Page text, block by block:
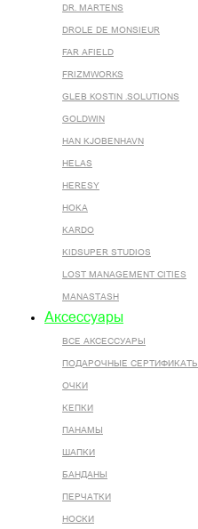
DR. MARTENS
DROLE DE MONSIEUR
FAR AFIELD
FRIZMWORKS
GLEB KOSTIN .SOLUTIONS
GOLDWIN
HAN KJOBENHAVN
HELAS
HERESY
HOKA
KARDO
KIDSUPER STUDIOS
LOST MANAGEMENT CITIES
MANASTASH
Аксессуары
ВСЕ AКСЕССУАРЫ
ПОДАРОЧНЫЕ СЕРТИФИКАТЫ
ОЧКИ
КЕПКИ
ПАНАМЫ
ШАПКИ
БАНДАНЫ
ПЕРЧАТКИ
НОСКИ